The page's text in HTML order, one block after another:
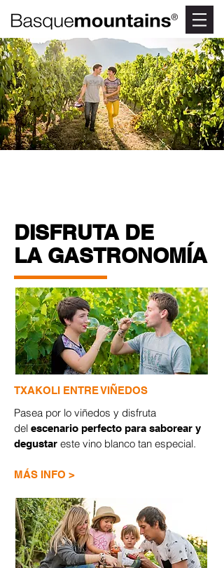
DISFRUTA DE
LA GASTRONOMÍA
TXAKOLI ENTRE VIÑEDOS
Pasea por lo viñedos y disfruta
del escenario perfecto para saborear y
degustar este vino blanco tan especial.
​MÁS INFO >